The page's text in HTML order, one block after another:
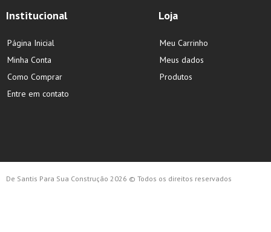
Institucional
Página Inicial
Minha Conta
Como Comprar
Entre em contato
Loja
Meu Carrinho
Meus dados
Produtos
De Santis Para Sua Construção 2026 © Todos os direitos reservados